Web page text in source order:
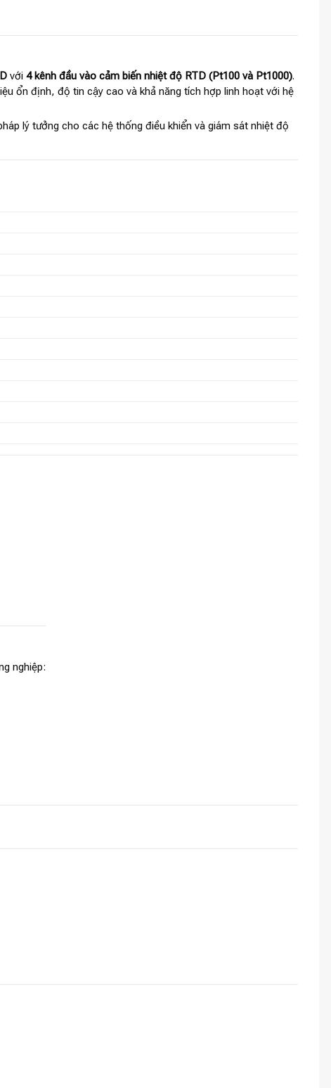
với 4 kênh đầu vào cảm biến nhiệt độ RTD (Pt100 và Pt1000).
ổn định, độ tin cậy cao và khả năng tích hợp linh hoạt với hệ
lý tưởng cho các hệ thống điều khiển và giám sát nhiệt độ
nghiệp: